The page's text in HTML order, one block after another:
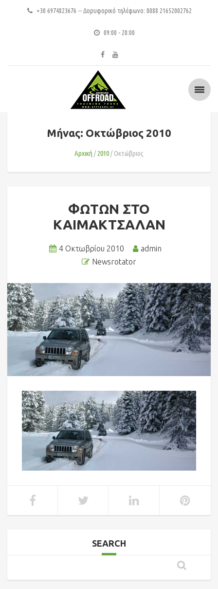
+30 6974823676 -- Δορυφορικό τηλέφωνο: 0088 21652002762
09:00 - 20:00
Μήνας: Οκτώβριος 2010
Αρχική 2010 Οκτώβριος
ΦΩΤΩΝ ΣΤΟ
ΚΑΙΜΑΚΤΣΑΛΑΝ
4 Οκτωβρίου 2010
admin
Newsrotator
SEARCH